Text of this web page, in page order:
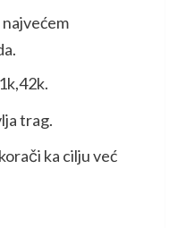
trag.
ka cilju već